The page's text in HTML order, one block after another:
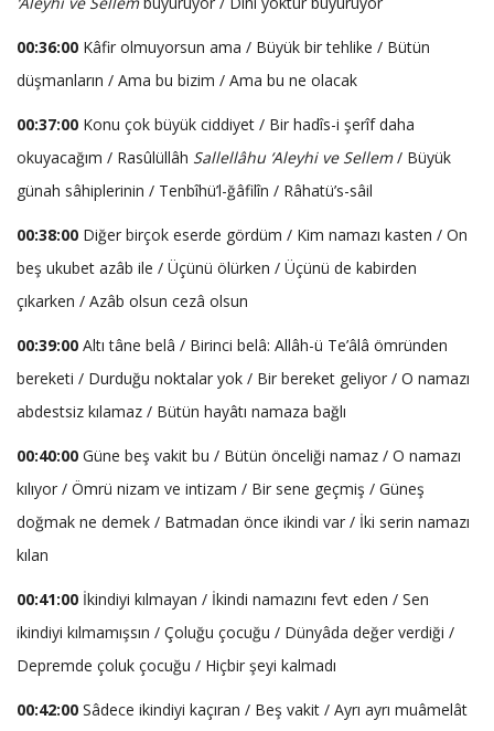
00:36:00 Kâfir olmuyorsun ama / Büyük bir tehlike / Bütün
düşmanların / Ama bu bizim / Ama bu ne olacak
00:37:00 Konu çok büyük ciddiyet / Bir hadîs-i şerîf daha
okuyacağım / Rasûlüllâh Sallellâhu ‘Aleyhi ve Sellem/ Büyük
günah sâhiplerinin / Tenbîhü’l-ğâfilîn / Râhatü’s-sâil
00:38:00 Diğer birçok eserde gördüm / Kim namazı kasten / On
beş ukubet azâb ile / Üçünü ölürken / Üçünü de kabirden
çıkarken / Azâb olsun cezâ olsun
00:39:00 Altı tâne belâ / Birinci belâ: Allâh-ü Te’âlâ ömründen
bereketi / Durduğu noktalar yok / Bir bereket geliyor / O namazı
abdestsiz kılamaz / Bütün hayâtı namaza bağlı
00:40:00 Güne beş vakit bu / Bütün önceliği namaz / O namazı
kılıyor / Ömrü nizam ve intizam / Bir sene geçmiş / Güneş
doğmak ne demek / Batmadan önce ikindi var / İki serin namazı
kılan
00:41:00 İkindiyi kılmayan / İkindi namazını fevt eden / Sen
ikindiyi kılmamışsın / Çoluğu çocuğu / Dünyâda değer verdiği /
Depremde çoluk çocuğu / Hiçbir şeyi kalmadı
00:42:00 Sâdece ikindiyi kaçıran / Beş vakit / Ayrı ayrı muâmelât